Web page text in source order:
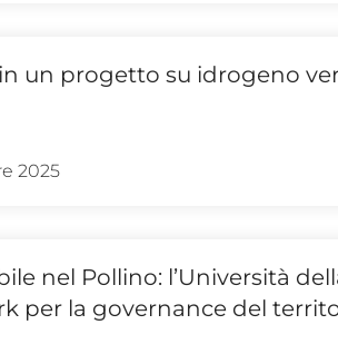
un progetto su idrogeno
2025
nel Pollino: l’Università
per la governance del